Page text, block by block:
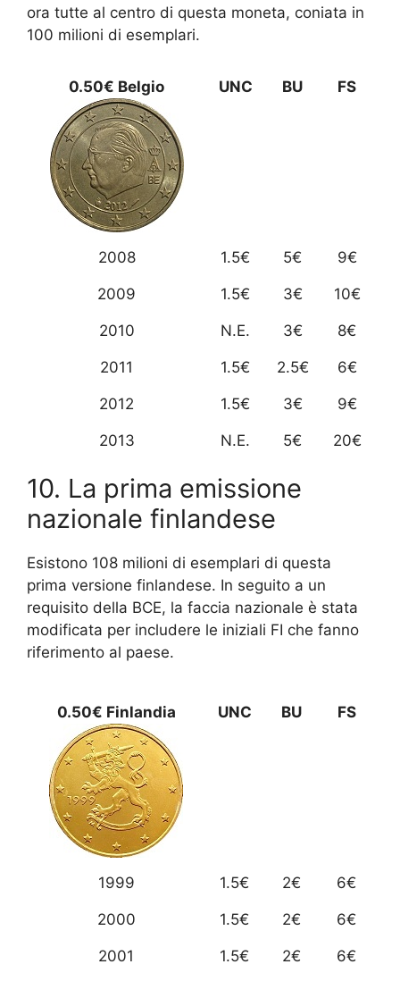
ora tutte al centro di questa moneta, coniata in
100 milioni di esemplari.
0.50€ Belgio UNC BU FS
2008 1.5€ 5€ 9€
2009 1.5€ 3€ 10€
2010 N.E. 3€ 8€
2011 1.5€ 2.5€ 6€
2012 1.5€ 3€ 9€
2013 N.E. 5€ 20€
10. La prima emissione
nazionale finlandese
Esistono 108 milioni di esemplari di questa
prima versione finlandese. In seguito a un
requisito della BCE, la faccia nazionale è stata
modificata per includere le iniziali FI che fanno
riferimento al paese.
0.50€ Finlandia UNC BU FS
1999 1.5€ 2€ 6€
2000 1.5€ 2€ 6€
2001 1.5€ 2€ 6€